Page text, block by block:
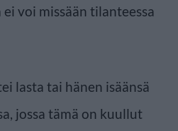
voi missään tilanteessa
lasta tai hänen isäänsä
jossa tämä on kuullut